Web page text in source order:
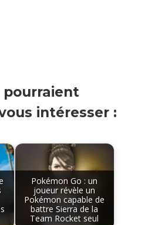
pourraient
intéresser :
Pokémon Go : un
joueur révèle un
Pokémon capable de
battre Sierra de la
Team Rocket seul